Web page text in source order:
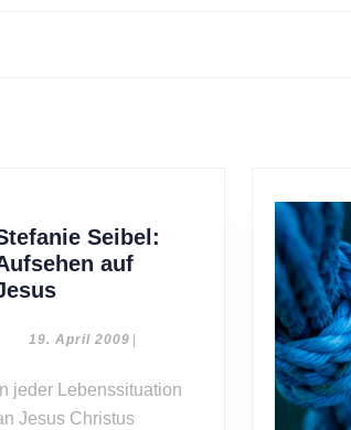
Seibel:
auf
Stefanie
Aufsehen
Jesus
19. April 2009 19.
|
Jesus Christus